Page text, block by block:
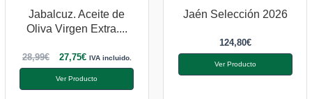
Jabalcuz. Aceite de
Oliva Virgen Extra....
28,99€ 27,75€ IVA incluido.
Ver Producto
Jaén Selección 2026
124,80€
Ver Producto